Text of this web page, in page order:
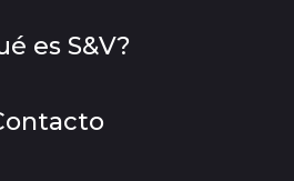
es S&V?